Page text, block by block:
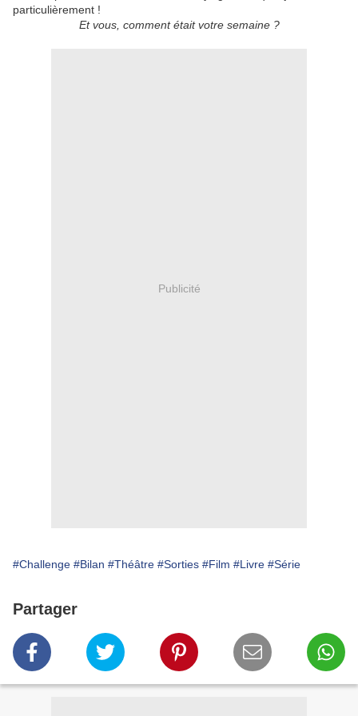
particulièrement !
Et vous, comment était votre semaine ?
Publicité
#Challenge #Bilan #Théâtre #Sorties #Film #Livre #Série
Partager